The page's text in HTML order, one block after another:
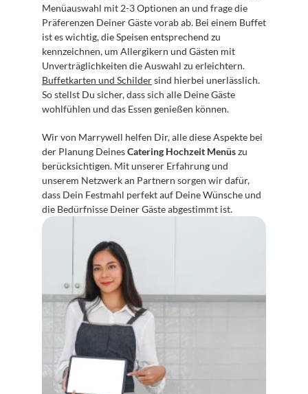
Menüauswahl mit 2-3 Optionen an und frage die
Präferenzen Deiner Gäste vorab ab. Bei einem Buffet
ist es wichtig, die Speisen entsprechend zu
kennzeichnen, um Allergikern und Gästen mit
Buffetkarten und Schilder sind hierbei unerlässlich.
So stellst Du sicher, dass sich alle Deine Gäste
wohlfühlen und das Essen genießen können.
Wir von Marrywell helfen Dir, alle diese Aspekte bei
der Planung Deines Catering Hochzeit Menüs zu
berücksichtigen. Mit unserer Erfahrung und
unserem Netzwerk an Partnern sorgen wir dafür,
dass Dein Festmahl perfekt auf Deine Wünsche und
die Bedürfnisse Deiner Gäste abgestimmt ist.